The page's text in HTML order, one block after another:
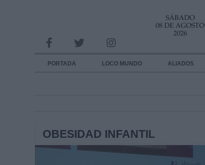
SÁBADO
08 DE AGOSTO
2026
PORTADA LOCO MUNDO ALIADOS
OBESIDAD INFANTIL
INFORMACION SOBRE LA PROTECCIÓN DE TUS DATOS
Responsable: